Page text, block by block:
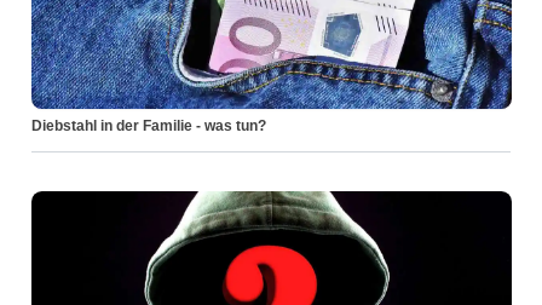
Diebstahl in der Familie - was tun?